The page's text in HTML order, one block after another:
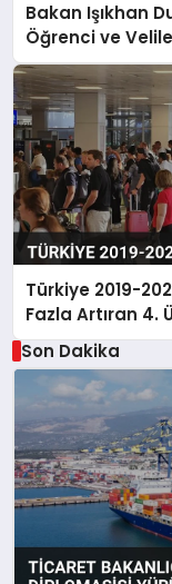
Bakan Işıkhan
Öğrenci ve
Türkiye 2019-
Fazla Artıran 4.
Son Dakika